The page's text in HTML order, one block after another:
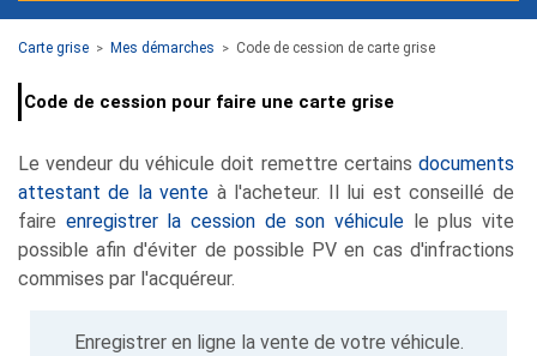
Carte grise > Mes démarches > Code de cession de carte grise
Code de cession pour faire une carte grise
Le vendeur du véhicule doit remettre certains documents
attestant de la vente à l'acheteur. Il lui est conseillé de
faire enregistrer la cession de son véhiculele plus vite
possible afin d'éviter de possible PV en cas d'infractions
commises par l'acquéreur.
Enregistrer en ligne la vente de votre véhicule.